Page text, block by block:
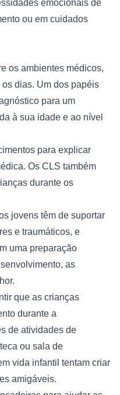
emocionais de
ou em cuidados
os ambientes médicos,
dias. Um dos papéis
para um
à sua idade e ao nível
para explicar
Os CLS também
durante os
jovens têm de suportar
e traumáticos, e
uma preparação
as
que as crianças
durante a
de atividades de
ou sala de
vida infantil tentam criar
amigáveis.